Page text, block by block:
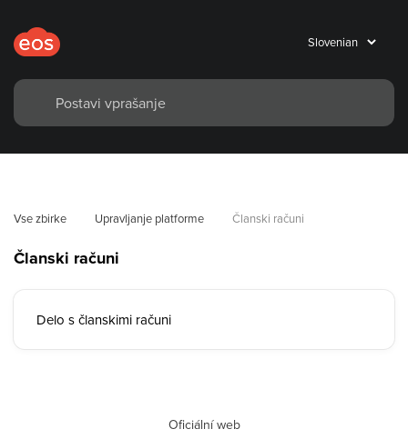
Vse zbirke Upravljanje platforme Članski računi
Članski računi
Delo s članskimi računi
Oficiální web